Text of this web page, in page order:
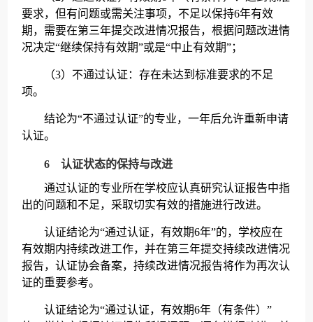
要求，但有问题或需关注事项，不足以保持6年有效
期，需要在第三年提交改进情况报告，根据问题改进情
况决定“继续保持有效期”或是“中止有效期”；
（3）不通过认证：存在未达到标准要求的不足
项。
结论为“不通过认证”的专业，一年后允许重新申请
认证。
6 认证状态的保持与改进
通过认证的专业所在学校应认真研究认证报告中指
出的问题和不足，采取切实有效的措施进行改进。
认证结论为“通过认证，有效期6年”的，学校应在
有效期内持续改进工作，并在第三年提交持续改进情况
报告，认证协会备案，持续改进情况报告将作为再次认
证的重要参考。
认证结论为“通过认证，有效期6年（有条件）”